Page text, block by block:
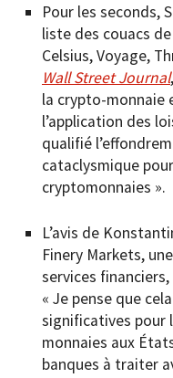
Pour les seconds,
liste des couacs
Celsius, Voyage,
Wall Street Journal
la crypto-monnaie
l’application des
qualifié
cataclysmique
cryptomonnaies ».
L’avis de
Finery Markets,
services
« Je pense que
significatives pour
monnaies aux
banques à traiter